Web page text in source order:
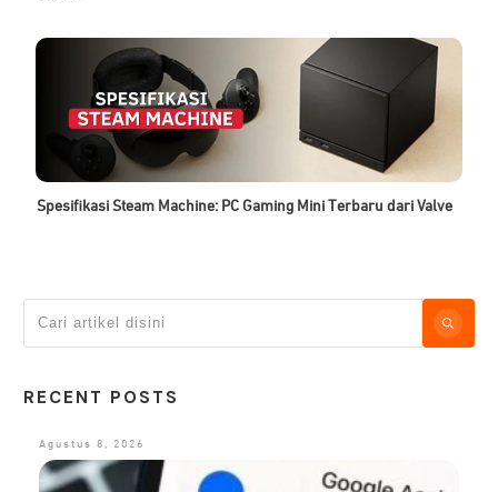
Spesifikasi Steam Machine: PC Gaming Mini Terbaru dari Valve
RECENT POSTS
Agustus 8, 2026